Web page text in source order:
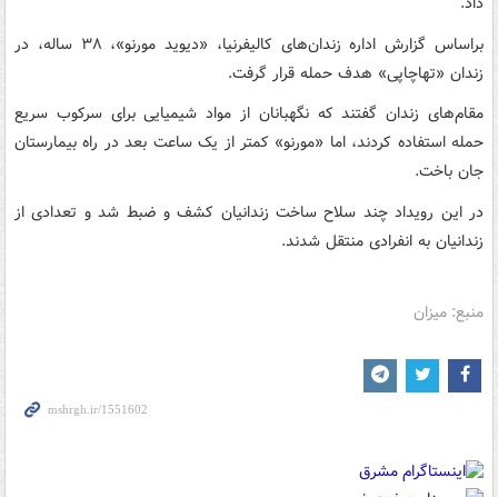
براساس گزارش اداره زندان‌های کالیفرنیا، «دیوید مورنو»، ۳۸ ساله، در
زندان «تهاچاپی» هدف حمله قرار گرفت.
مقام‌های زندان گفتند که نگهبانان از مواد شیمیایی برای سرکوب سریع
حمله استفاده کردند، اما «مورنو» کمتر از یک ساعت بعد در راه بیمارستان
جان باخت.
در این رویداد چند سلاح ساخت زندانیان کشف و ضبط شد و تعدادی از
زندانیان به انفرادی منتقل شدند.
منبع: میزان